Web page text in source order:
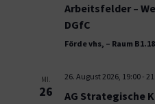
Arbeitsfelder –
DGfC
Förde vhs, – Raum B1.18
MI.
26
26. August 2026, 19:00-
AG Strategische